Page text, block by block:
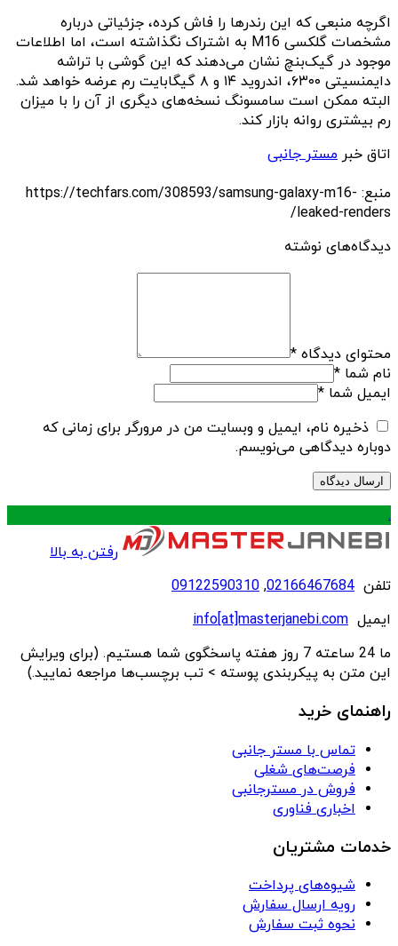
اگرچه منبعی که این رندرها را فاش کرده، جزئیاتی درباره
مشخصات گلکسی M16 به اشتراک نگذاشته است، اما اطلاعات
موجود در گیک‌بنچ نشان می‌دهند که این گوشی با تراشه
دایمنسیتی ۶۳۰۰، اندروید ۱۴ و ۸ گیگابایت رم عرضه خواهد شد.
البته ممکن است سامسونگ نسخه‌های دیگری از آن را با میزان
رم بیشتری روانه بازار کند.
اتاق خبر مستر جانبی
منبع: https://techfars.com/308593/samsung-galaxy-m16-
leaked-renders/
دیدگاه‌های نوشته
محتوای دیدگاه *
نام شما *
ایمیل شما *
ذخیره نام، ایمیل و وبسایت من در مرورگر برای زمانی که
دوباره دیدگاهی می‌نویسم.
.
رفتن به بالا
تلفن 02166467684
,
09122590310
ایمیل info[at]masterjanebi.com
ما 24 ساعته 7 روز هفته پاسخگوی شما هستیم. (برای ویرایش
این متن به پیکربندی پوسته > تب برچسب‌ها مراجعه نمایید.)
راهنمای خرید
تماس با مستر جانبی
فرصت‌های شغلی
فروش در مسترجانبی
اخباری فناوری
خدمات مشتریان
شیوه‌های پرداخت
رویه ارسال سفارش
نحوه ثبت سفارش